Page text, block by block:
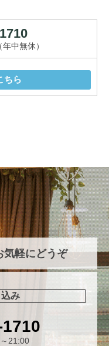
中無休）
ちら
気軽にどうぞ
み
21:00